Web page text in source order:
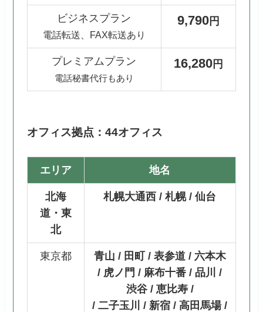
ビジネスプラン
電話転送、FAX転送あり
9,790円
プレミアムプラン
電話秘書代行もあり
16,280円
オフィス拠点：44オフィス
エリア 地名
北海
道・東
北
札幌大通西 / 札幌 / 仙台
東京都
青山 / 田町 / 表参道 / 六本木
/ 虎ノ門 / 麻布十番 / 品川 /
渋谷 / 恵比寿 /
/ 二子玉川 / 新宿 / 高田馬場 /